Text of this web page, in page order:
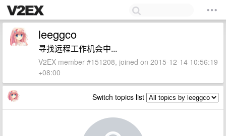
leeggco
寻找远程工作机会中...
V2EX member #151208, joined on 2015-12-14 10:56:19
+08:00
Switch topics list